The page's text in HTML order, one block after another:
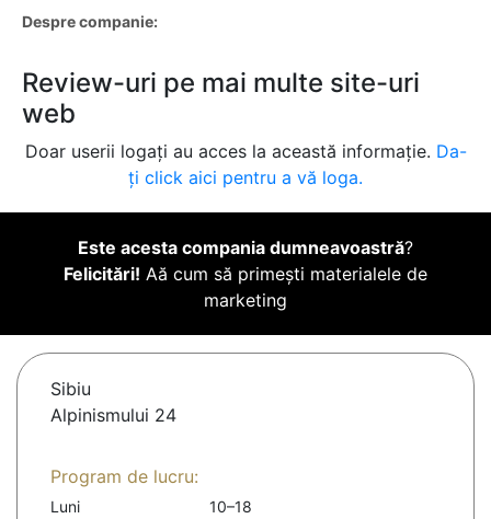
Despre companie:
Review-uri pe mai multe site-uri
web
Doar userii logați au acces la această informație. Da-
ți click aici pentru a vă loga.
Este acesta compania dumneavoastră?
Felicitări! Aă cum să primești materialele de
marketing
Sibiu
Alpinismului 24
Program de lucru:
Luni
10–18